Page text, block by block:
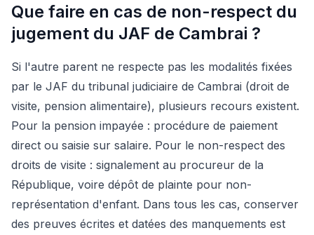
Que faire en cas de non-respect du
jugement du JAF de Cambrai ?
Si l'autre parent ne respecte pas les modalités fixées
par le JAF du tribunal judiciaire de Cambrai (droit de
visite, pension alimentaire), plusieurs recours existent.
Pour la pension impayée : procédure de paiement
direct ou saisie sur salaire. Pour le non-respect des
droits de visite : signalement au procureur de la
République, voire dépôt de plainte pour non-
représentation d'enfant. Dans tous les cas, conserver
des preuves écrites et datées des manquements est